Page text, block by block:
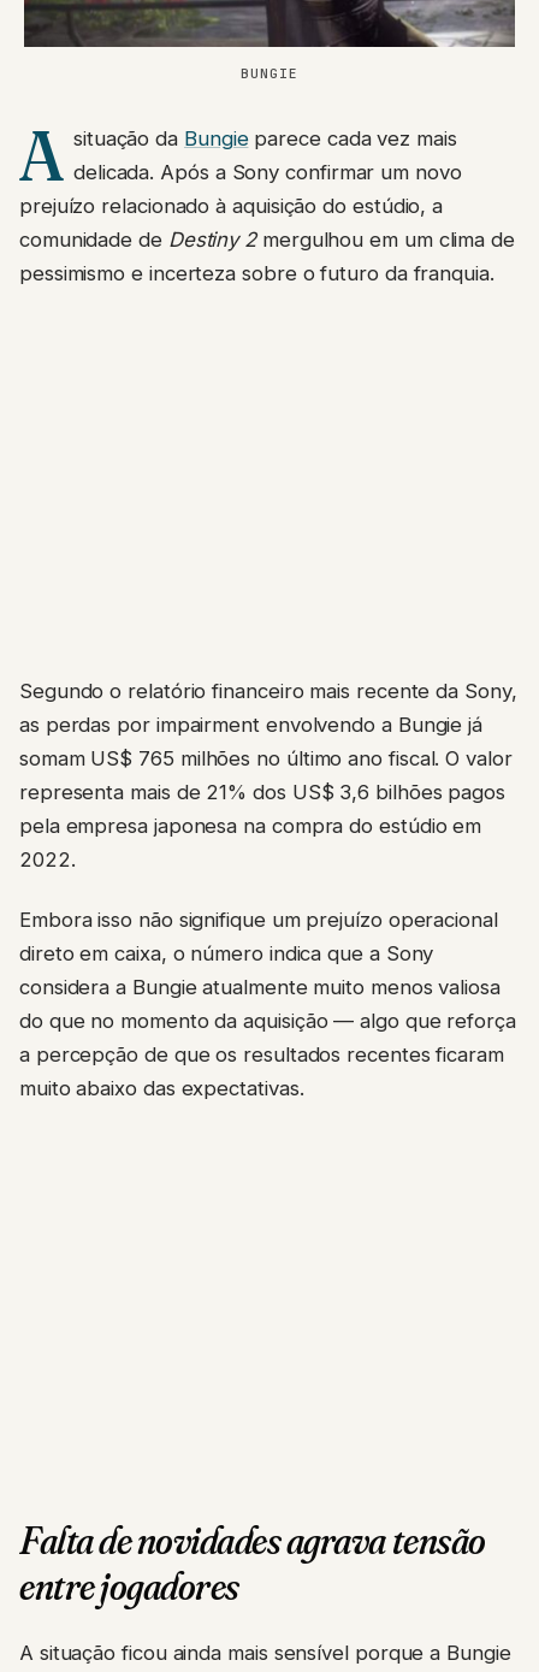
BUNGIE
A situação da Bungieparece cada vez mais
delicada. Após a Sony confirmar um novo
prejuízo relacionado à aquisição do estúdio, a
comunidade de Destiny 2mergulhou em um clima de
pessimismo e incerteza sobre o futuro da franquia.
Segundo o relatório financeiro mais recente da Sony,
as perdas por impairment envolvendo a Bungie já
somam US$ 765 milhões no último ano fiscal. O valor
representa mais de 21% dos US$ 3,6 bilhões pagos
pela empresa japonesa na compra do estúdio em
2022.
Embora isso não signifique um prejuízo operacional
direto em caixa, o número indica que a Sony
considera a Bungie atualmente muito menos valiosa
do que no momento da aquisição — algo que reforça
a percepção de que os resultados recentes ficaram
muito abaixo das expectativas.
Falta de novidades agrava tensão
entre jogadores
A situação ficou ainda mais sensível porque a Bungie